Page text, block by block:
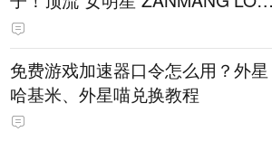
PY 正版3D消除手游《消消奇遇》
惊喜曝光
免费游戏加速器口令怎么用？外星
哈基米、外星喵兑换教程